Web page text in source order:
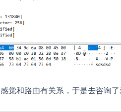
觉和路由有关系，于是去咨询